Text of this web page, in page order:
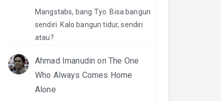
Mangstabs, bang Tyo. Bisa bangun
sendiri. Kalo bangun tidur, sendiri
atau?
Ahmad Imanudin on The One
Who Always Comes Home
Alone